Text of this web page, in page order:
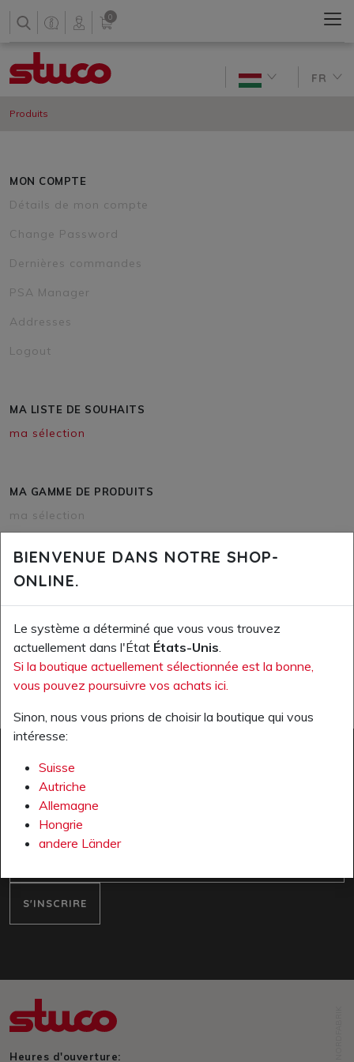
0
FR
Produits
ma sélection
Your wishlist is empty
MON COMPTE
Détails de mon compte
Change Password
Dernières commandes
PSA Manager
Addresses
Logout
MA LISTE DE SOUHAITS
ma sélection
MA GAMME DE PRODUITS
ma sélection
NEWSLETTER
Inscrivez-vous maintenant à la newsletter:
e-mail
S'INSCRIRE
Heures d'ouverture:
BIENVENUE DANS NOTRE SHOP-
ONLINE.
Le système a déterminé que vous vous trouvez
actuellement dans l'État États-Unis
Si la boutique actuellement sélectionnée est la bonne,
vous pouvez poursuivre vos achats ici.
Sinon, nous vous prions de choisir la boutique qui vous
intéresse:
Suisse
Autriche
Allemagne
Hongrie
andere Länder